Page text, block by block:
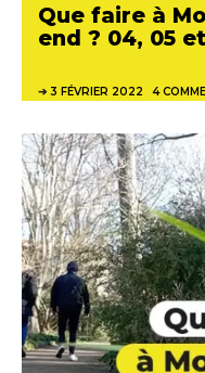
Que faire à
end ? 04, 05
3 FÉVRIER 2022 4